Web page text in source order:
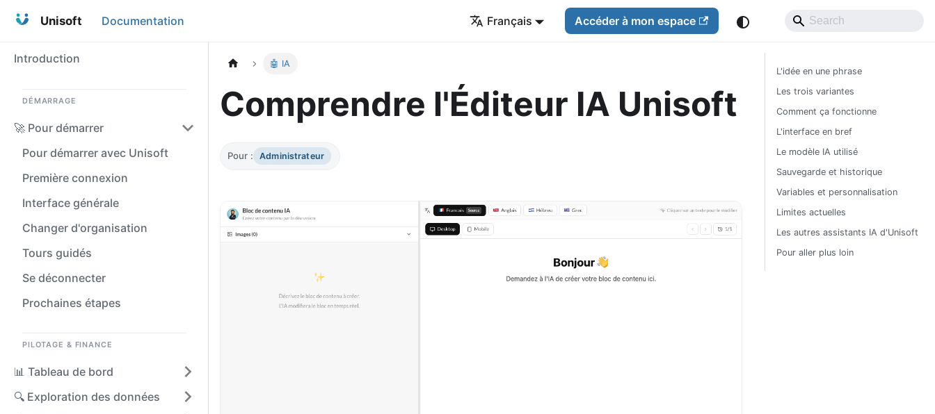
Unisoft Documentation Français Accéder à mon espace
Introduction
DÉMARRAGE
🚀 Pour démarrer
Pour démarrer avec Unisoft
Première connexion
Interface générale
Changer d'organisation
Tours guidés
Se déconnecter
Prochaines étapes
PILOTAGE & FINANCE
📊 Tableau de bord
🔍 Exploration des données
🤖 IA
Comprendre l'Éditeur IA Unisoft
Pour : Administrateur
L'idée en une phrase
Les trois variantes
Comment ça fonctionne
L'interface en bref
Le modèle IA utilisé
Sauvegarde et historique
Variables et personnalisation
Limites actuelles
Les autres assistants IA d'Unisoft
Pour aller plus loin